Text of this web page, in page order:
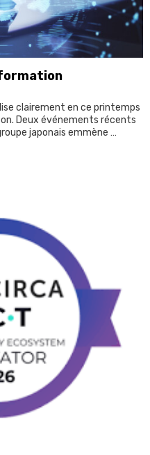
clairement en ce printemps
Deux événements récents
japonais emmène …